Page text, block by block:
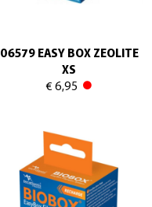
06579 EASY BOX ZEOLITE
XS
€ 6,95